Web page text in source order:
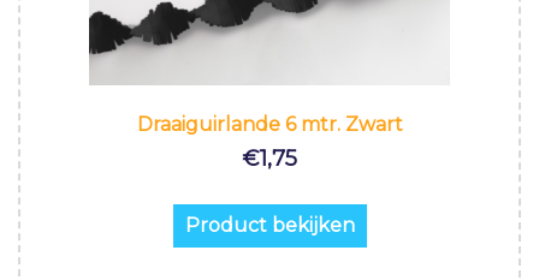
Draaiguirlande 6 mtr. Zwart
€1,75
Product bekijken